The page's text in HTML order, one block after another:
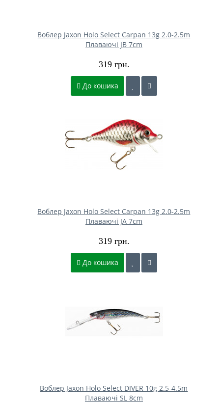
Воблер Jaxon Holo Select Carpan 13g 2.0-2.5m
Плаваючі JB 7cm
319 грн.
До кошика
Воблер Jaxon Holo Select Carpan 13g 2.0-2.5m
Плаваючі JA 7cm
319 грн.
До кошика
Воблер Jaxon Holo Select DIVER 10g 2.5-4.5m
Плаваючі SL 8cm